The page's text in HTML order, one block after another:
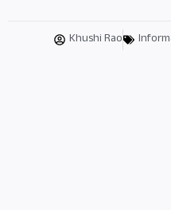
Khushi Rao